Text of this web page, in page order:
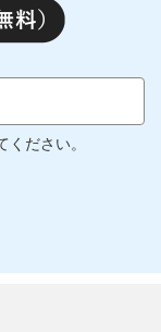
ださい。